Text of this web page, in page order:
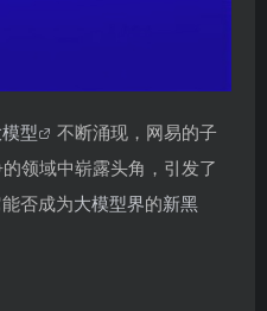
型
不断涌现，网易的子
领域中崭露头角，引发了
否成为大模型界的新黑